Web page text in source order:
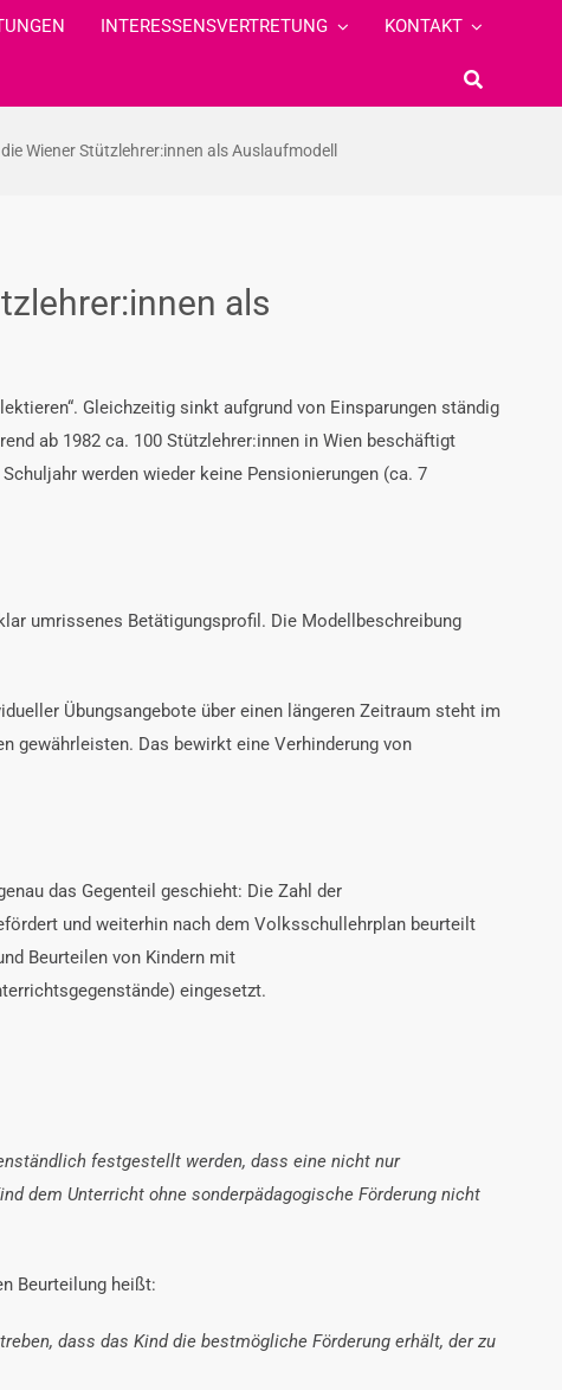
INTERESSENSVERTRETUNG KONTAKT
Wiener Stützlehrer:innen als Auslaufmodell
als
Gleichzeitig sinkt aufgrund von Einsparungen ständig
ab 1982 ca. 100 Stützlehrer:innen in Wien beschäftigt
werden wieder keine Pensionierungen (ca. 7
umrissenes Betätigungsprofil. Die Modellbeschreibung
Übungsangebote über einen längeren Zeitraum steht im
gewährleisten. Das bewirkt eine Verhinderung von
das Gegenteil geschieht: Die Zahl der
und weiterhin nach dem Volksschullehrplan beurteilt
Beurteilen von Kindern mit
eingesetzt.
festgestellt werden, dass eine nicht nur
dem Unterricht ohne sonderpädagogische Förderung nicht
Beurteilung heißt:
dass das Kind die bestmögliche Förderung erhält, der zu